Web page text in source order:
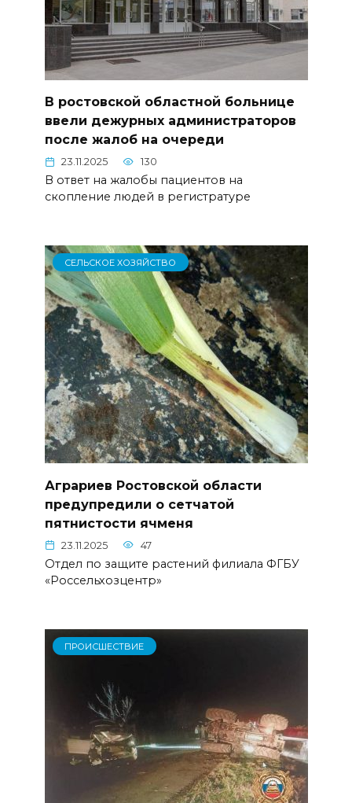
В ростовской областной больнице
ввели дежурных администраторов
после жалоб на очереди
23.11.2025 130
В ответ на жалобы пациентов на
скопление людей в регистратуре
СЕЛЬСКОЕ ХОЗЯЙСТВО
Аграриев Ростовской области
предупредили о сетчатой
пятнистости ячменя
23.11.2025 47
Отдел по защите растений филиала ФГБУ
«Россельхозцентр»
ПРОИСШЕСТВИЕ